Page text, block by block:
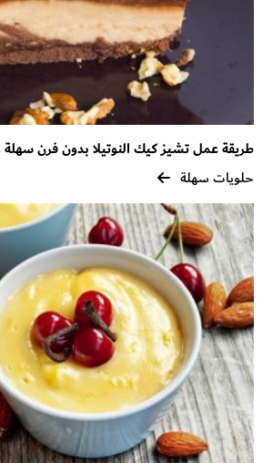
طريقة عمل تشيز كيك النوتيلا بدون فرن
حلويات سهلة